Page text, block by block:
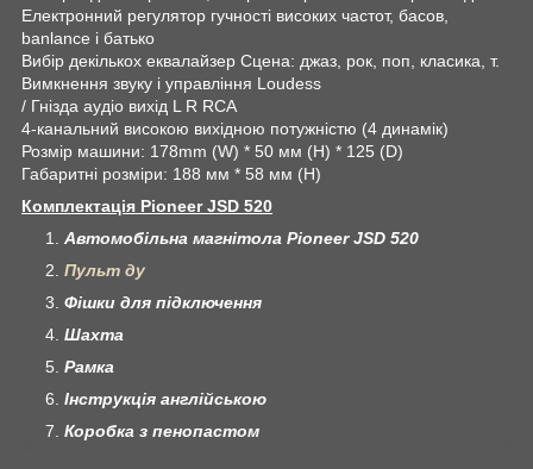
Електронний регулятор гучності високих частот, басов,
banlance і батько
Вибір декількох еквалайзер Сцена: джаз, рок, поп, класика, т.
Вимкнення звуку і управління Loudess
/ Гнізда аудіо вихід L R RCA
4-канальний високою вихідною потужністю (4 динамік)
Розмір машини: 178mm (W) * 50 мм (H) * 125 (D)
Габаритні розміри: 188 мм * 58 мм (H)
Комплектація Pioneer JSD 520
Автомобільна магнітола Pioneer JSD 520
Пульт ду
Фішки для підключення
Шахта
Рамка
Інструкція англійською
Коробка з пенопастом